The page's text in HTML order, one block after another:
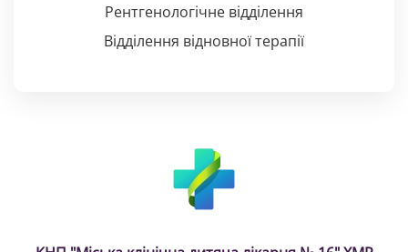
Рентгенологічне відділення
Відділення відновної терапії